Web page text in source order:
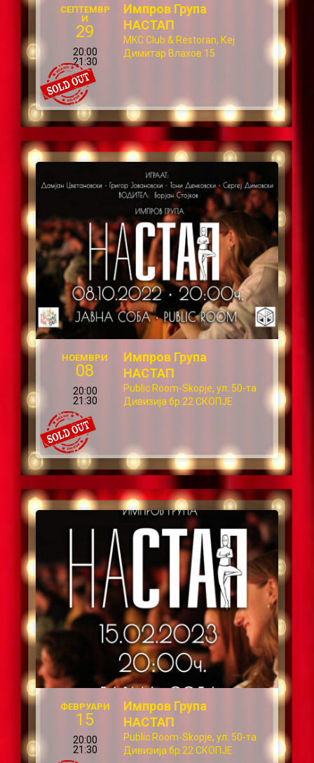
СЕПТЕМВР
И
29
20:00
21:30
Импров Група
НАСТАП
MKC Club & Restoran, Кеј
Димитар Влахов 15
НОЕМВРИ
08
20:00
21:30
Импров Група
НАСТАП
Public Room-Skopje, ул: 50-та
Дивизија бр.22 СКОПЈЕ
ФЕВРУАРИ
15
20:00
21:30
Импров Група
НАСТАП
Public Room-Skopje, ул: 50-та
Дивизија бр.22 СКОПЈЕ